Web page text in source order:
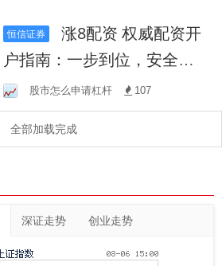
恒信证券
涨8配资 权威配资开
户指南：一步到位，安全高
效，助您轻松开启投资之
路！
股市怎么申请杠杆 107
全部加载完成
深证走势 创业走势